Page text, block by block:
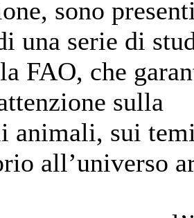
sono
una serie di
FAO, che
sulla
animali, sui
all’universo